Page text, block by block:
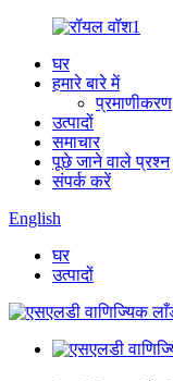
घर
हमारे बारे में
प्रमाणीकरण
उत्पादों
समाचार
पूछे जाने वाले प्रश्न
संपर्क करें
English
घर
उत्पादों